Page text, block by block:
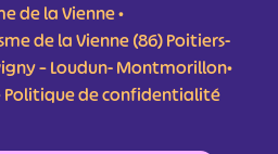
de la Vienne •
de la Vienne (86) Poitiers-
– Loudun- Montmorillon•
Politique de confidentialité